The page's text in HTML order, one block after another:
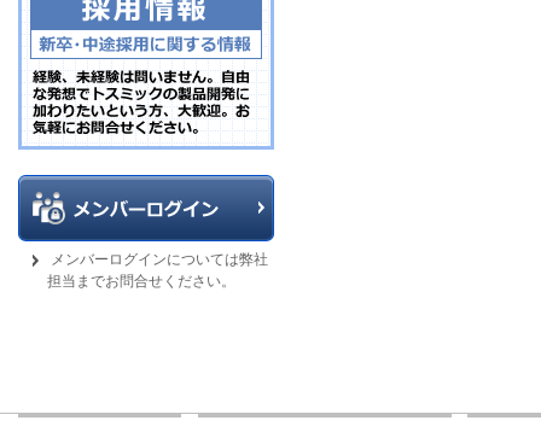
メンバーログインについては弊社
担当までお問合せください。